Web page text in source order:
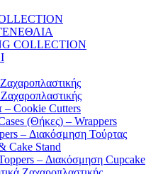
COLLECTION
Cookie Cutters
(Θήκες) – Wrappers
– Διακόσμηση Τούρτας
Cake Stand
– Διακόσμηση Cupcake